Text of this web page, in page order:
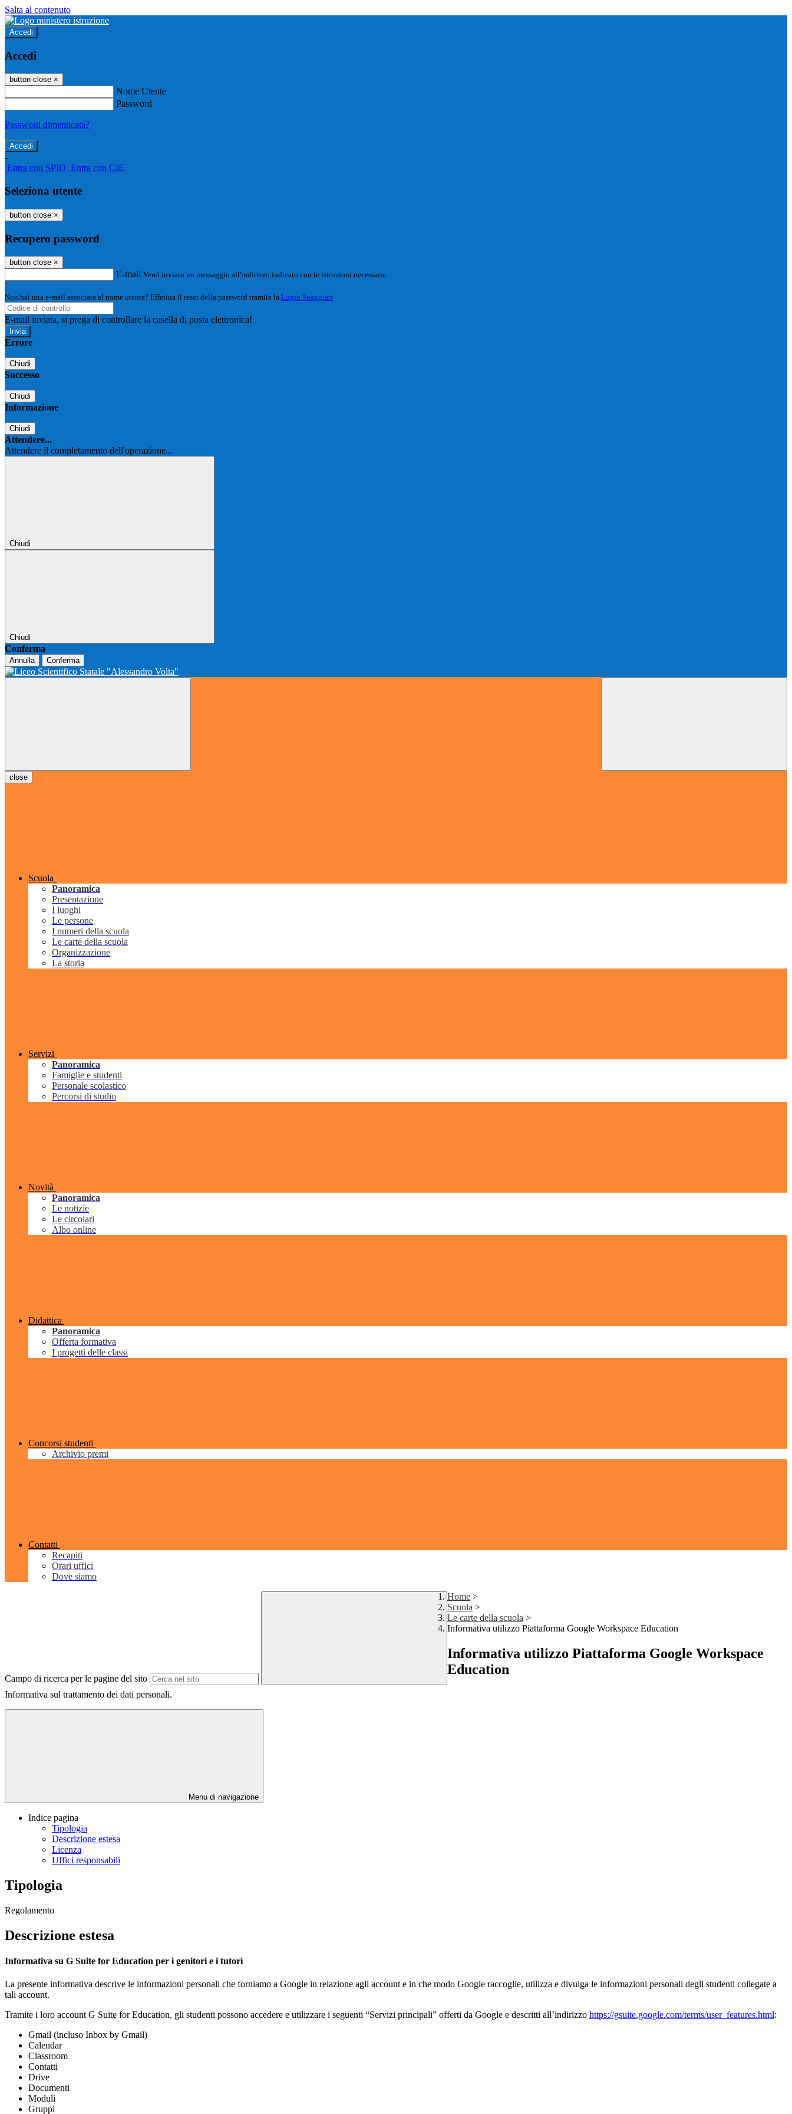
Salta al contenuto
Accedi
Accedi
button close ×
Nome Utente
Password
Password dimenticata?
-
Entra con SPID Entra con CIE
Seleziona utente
button close ×
Recupero password
button close ×
E-mail Verrà inviato un messaggio all'indirizzo indicato con le istruzioni necessarie.
Non hai una e-mail associata al nome utente? Effettua il reset della password tramite la Login Spaggiari
E-mail inviata, si prega di controllare la casella di posta elettronica!
Errore
Chiudi
Successo
Chiudi
Informazione
Chiudi
Attendere...
Attendere il completamento dell'operazione...
Chiudi
Chiudi
Conferma
Annulla Conferma
close
Scuola
Panoramica
Presentazione
I luoghi
Le persone
I numeri della scuola
Le carte della scuola
Organizzazione
La storia
Servizi
Panoramica
Famiglie e studenti
Personale scolastico
Percorsi di studio
Novità
Panoramica
Le notizie
Le circolari
Albo online
Didattica
Panoramica
Offerta formativa
I progetti delle classi
Concorsi studenti
Archivio premi
Contatti
Recapiti
Orari uffici
Dove siamo
Campo di ricerca per le pagine del sito
Home >
Scuola >
Le carte della scuola >
Informativa utilizzo Piattaforma Google Workspace Education
Informativa utilizzo Piattaforma Google Workspace
Education
Informativa sul trattamento dei dati personali.
Menu di navigazione
Indice pagina
Tipologia
Descrizione estesa
Licenza
Uffici responsabili
Tipologia
Regolamento
Descrizione estesa
Informativa su G Suite for Education per i genitori e i tutori
La presente informativa descrive le informazioni personali che forniamo a Google in relazione agli account e in che modo Google raccoglie, utilizza e divulga le informazioni personali degli studenti collegate a
tali account.
Tramite i loro account G Suite for Education, gli studenti possono accedere e utilizzare i seguenti “Servizi principali” offerti da Google e descritti all’indirizzo https://gsuite.google.com/terms/user_features.html:
Gmail (incluso Inbox by Gmail)
Calendar
Classroom
Contatti
Drive
Documenti
Moduli
Gruppi